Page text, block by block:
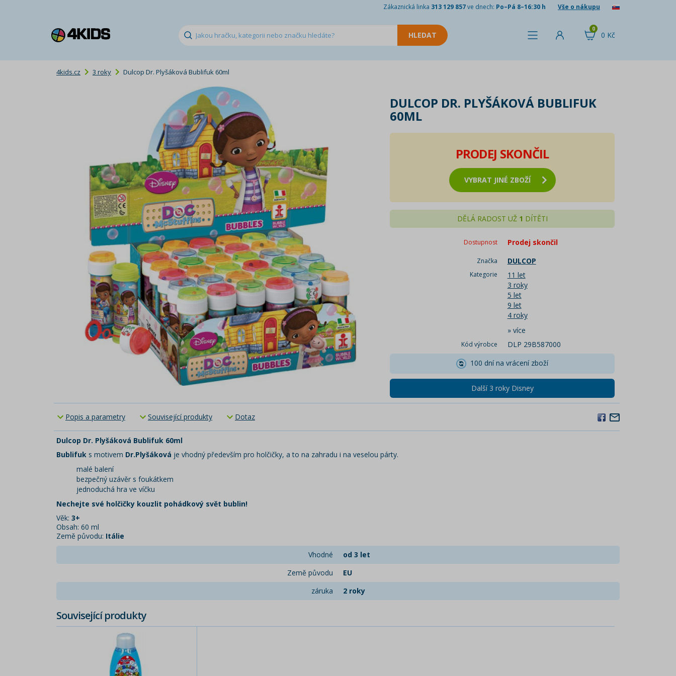
Zákaznická linka 313 129 857ve dnech: Po–Pá 8–16:30 h Vše o nákupu
0 Kč
0
4kids.cz 3 roky Dulcop Dr. Plyšáková Bublifuk 60ml
DULCOP DR. PLYŠÁKOVÁ BUBLIFUK
60ML
PRODEJ SKONČIL
VYBRAT JINÉ ZBOŽÍ
DĚLÁ RADOST UŽ 1 DÍTĚTI
Dostupnost Prodej skončil
Značka DULCOP
Kategorie
11 let
3 roky
5 let
9 let
4 roky
» více
Kód výrobce
DLP 29B587000
100 dní na vrácení zboží
Další 3 roky Disney
Popis a parametry Související produkty Dotaz
Dulcop Dr. Plyšáková Bublifuk 60ml
Bublifuk s motivem Dr.Plyšáková je vhodný především pro holčičky, a to na zahradu i na veselou párty.
malé balení
bezpečný uzávěr s foukátkem
jednoduchá hra ve víčku
Nechejte své holčičky kouzlit pohádkový svět bublin!
Věk: 3+
Obsah: 60 ml
Země původu: Itálie
Vhodné
od 3 let
Země původu
EU
záruka
2 roky
Související produkty